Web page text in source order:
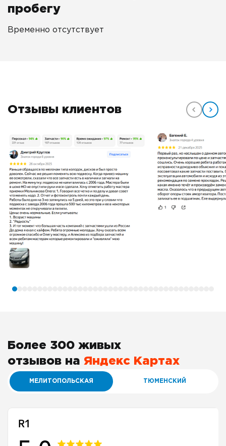
пробегу
Временно отсутствует
Отзывы клиентов
Более 300 живых
отзывов на Яндекс Картах
МЕЛИТОПОЛЬСКАЯ ТЮМЕНСКИЙ